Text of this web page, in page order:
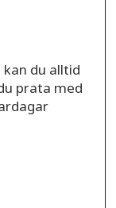
du alltid
prata med